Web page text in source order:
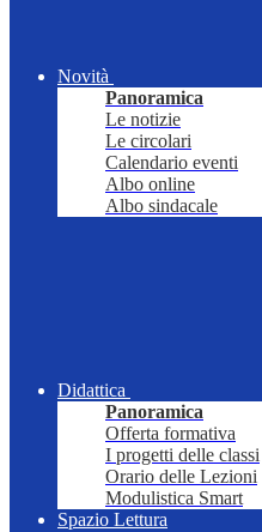
Novità
Panoramica
Le notizie
Le circolari
Calendario eventi
Albo online
Albo sindacale
Didattica
Panoramica
Offerta formativa
I progetti delle classi
Orario delle Lezioni
Modulistica Smart
Spazio Lettura